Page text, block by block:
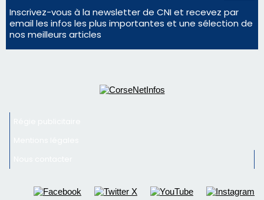
vin
En Corse, un début de saison marqué par une
consommation en recul dans les restaurants
nos meilleurs articles